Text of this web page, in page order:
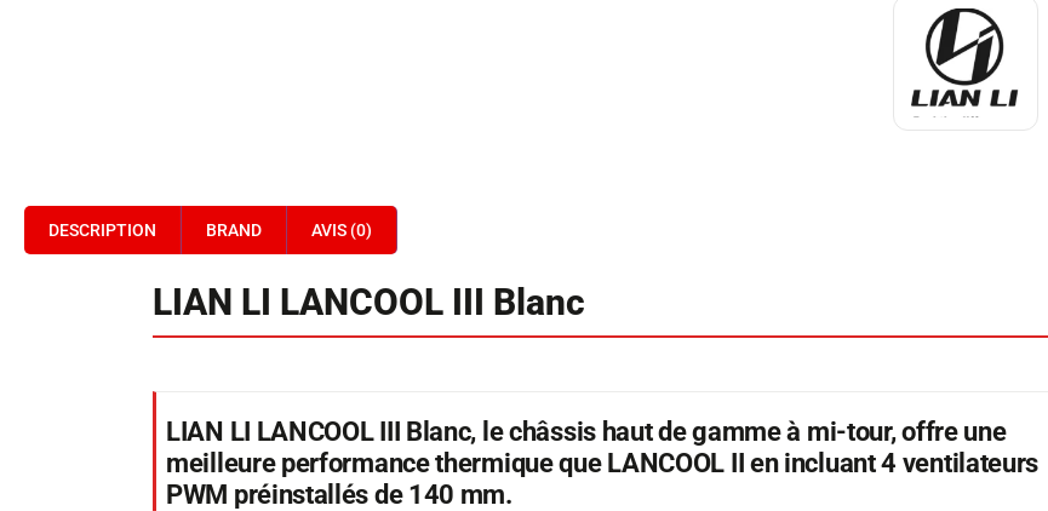
DESCRIPTION BRAND AVIS (0)
LIAN LI LANCOOL III Blanc
LIAN LI LANCOOL III Blanc, le châssis haut de gamme à mi-tour, offre une
meilleure performance thermique que LANCOOL II en incluant 4 ventilateurs
PWM préinstallés de 140 mm.